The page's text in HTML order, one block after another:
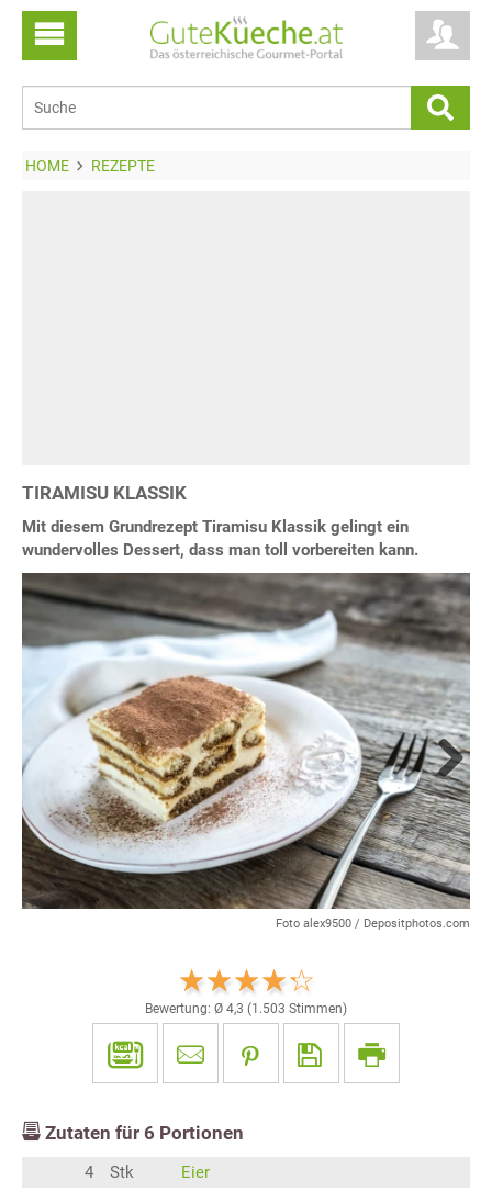
HOME REZEPTE
TIRAMISU KLASSIK
Mit diesem Grundrezept Tiramisu Klassik gelingt ein
wundervolles Dessert, dass man toll vorbereiten kann.
Foto alex9500 / Depositphotos.com
Next
Bewertung: Ø 4,3 (1.503 Stimmen)
Zutaten für 6 Portionen
4 Stk
Eier